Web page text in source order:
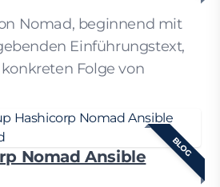
Nomad, beginnend mit
Einführungstext,
Folge von
BLOG
Nomad Ansible